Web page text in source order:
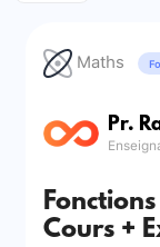
Maths
Pr.
Cours +